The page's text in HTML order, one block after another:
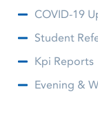
COVID-19
Student
Kpi Reports
Evening &